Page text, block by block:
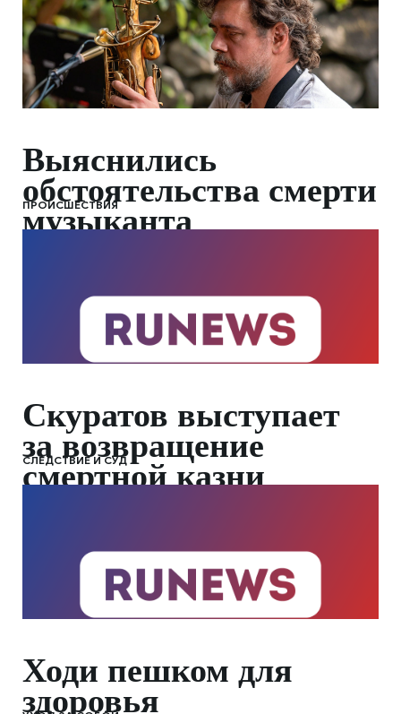
Выяснились
обстоятельства смерти
музыканта
ПРОИСШЕСТВИЯ
Скуратов выступает
за возвращение
смертной казни
СЛЕДСТВИЕ И СУД
Ходи пешком для
здоровья